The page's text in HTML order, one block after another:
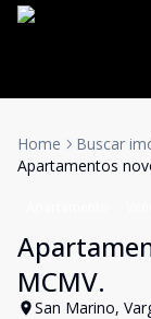
Home
Buscar
Apartamentos
MCMV.
San Marino,